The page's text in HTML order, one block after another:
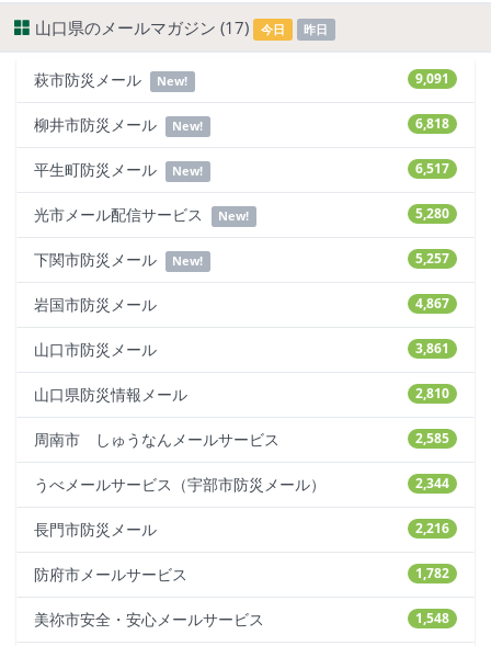
山口県のメールマガジン (17) 今日 昨日
9,091
萩市防災メール New!
6,818
柳井市防災メール New!
6,517
平生町防災メール New!
5,280
光市メール配信サービス New!
5,257
下関市防災メール New!
4,867
岩国市防災メール
3,861
山口市防災メール
2,810
山口県防災情報メール
2,585
周南市 しゅうなんメールサービス
2,344
うべメールサービス（宇部市防災メール）
2,216
長門市防災メール
1,782
防府市メールサービス
1,548
美祢市安全・安心メールサービス